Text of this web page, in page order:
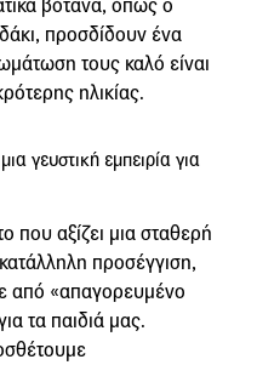
βότανα, όπως ο
προσδίδουν ένα
τους καλό είναι
ηλικίας.
γευστική εμπειρία για
που αξίζει μια σταθερή
προσέγγιση,
από «απαγορευμένο
τα παιδιά μας.